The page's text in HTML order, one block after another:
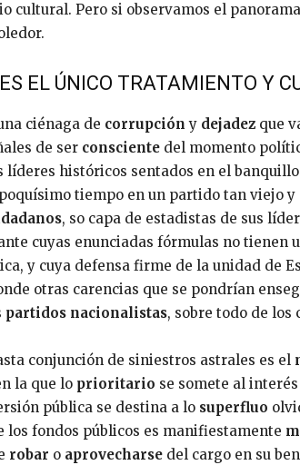
cultural. Pero si observamos el
EL ÚNICO TRATAMIENTO Y
ciénaga de corrupción y dejadez que
de ser consciente del momento
líderes históricos sentados en el banquillo
tiempo en un partido tan viejo y
, so capa de estadistas de sus
cuyas enunciadas fórmulas no tienen
y cuya defensa firme de la unidad de
otras carencias que se pondrían
partidos nacionalistas, sobre todo de los
conjunción de siniestros astrales es el
la que lo prioritario se somete al
pública se destina a lo superfluo
los fondos públicos es manifiestamente
robar o aprovecharse del cargo en su